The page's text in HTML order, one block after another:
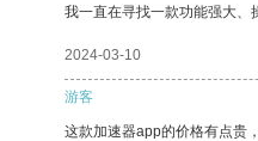
我一直在寻找一款功能强大、
2024-03-10
游客
这款加速器app的价格有点贵